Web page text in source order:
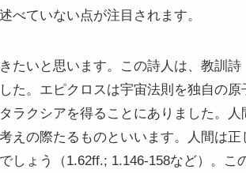
べていない点が注目されます。
たいと思います。この詩人は、教訓詩
た。エピクロスは宇宙法則を独自の原
ラクシアを得ることにありました。人
えの際たるものといいます。人間は正
しょう（1.62ff.; 1.146-158など）。こ